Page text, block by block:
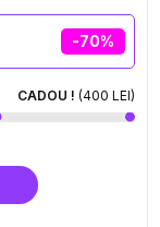
-70%
CADOU ! (400 LEI)